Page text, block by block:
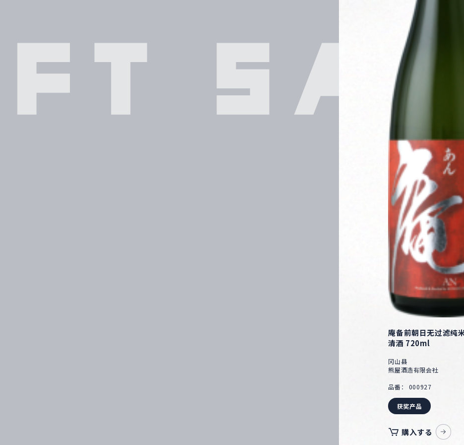
庵备前朝日无过滤纯
清酒 720ml
冈山县
熊屋酒造有限会社
品番： 000927
获奖产品
購入する